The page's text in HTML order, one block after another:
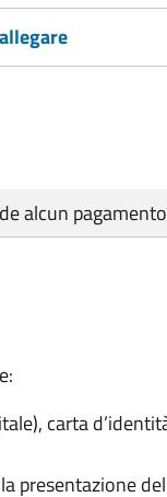
alcun pagamento
carta
presentazione